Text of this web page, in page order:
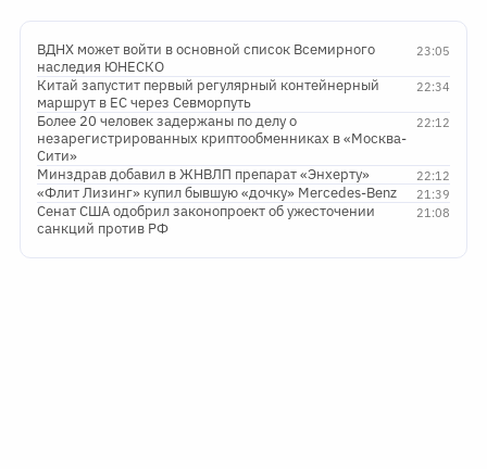
23:05
ВДНХ может войти в основной список Всемирного
наследия ЮНЕСКО
22:34
Китай запустит первый регулярный контейнерный
маршрут в ЕС через Севморпуть
22:12
Более 20 человек задержаны по делу о
незарегистрированных криптообменниках в «Москва-
Сити»
22:12
Минздрав добавил в ЖНВЛП препарат «Энхерту»
21:39
«Флит Лизинг» купил бывшую «дочку» Mercedes-Benz
21:08
Сенат США одобрил законопроект об ужесточении
санкций против РФ